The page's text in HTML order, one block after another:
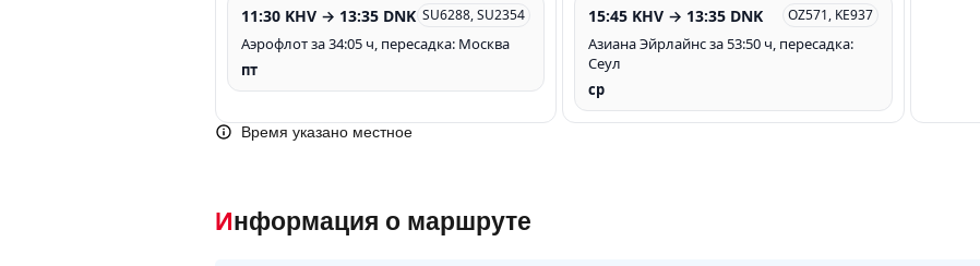
11:30 KHV → 13:35 DNK SU6288, SU2354
Аэрофлот за 34:05 ч, пересадка: Москва
пт
15:45 KHV → 13:35 DNK OZ571, KE937
Азиана Эйрлайнс за 53:50 ч, пересадка:
Сеул
ср
Время указано местное
Информация о маршруте